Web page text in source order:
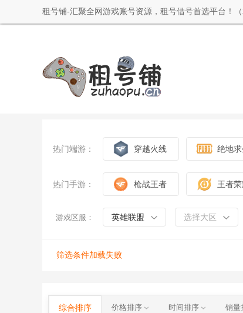
租号铺-汇聚全网游戏账号资源，租号借号首选平台！
热门端游： 穿越火线 绝地求
热门手游： 枪战王者 王者
游戏区服： 英雄联盟 选择大区
筛选条件加载失败
综合排序 价格排序 时间排序 销量